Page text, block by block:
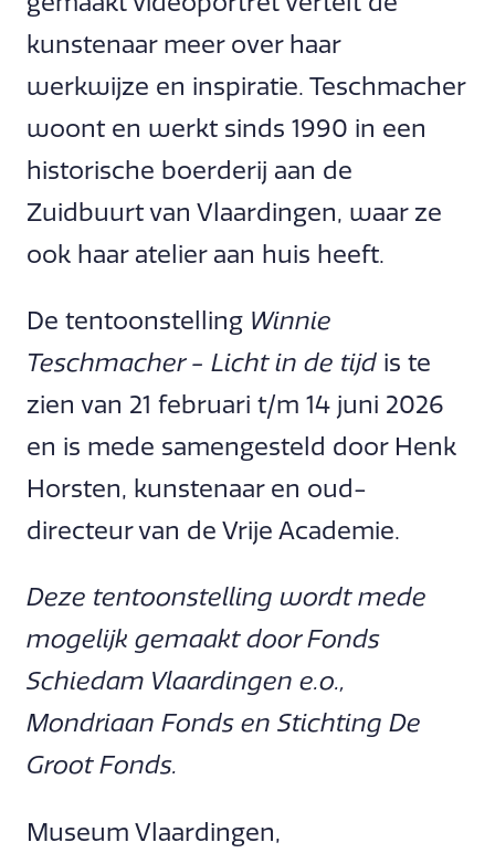
kunstenaar meer over haar
werkwijze en inspiratie. Teschmacher
woont en werkt sinds 1990 in een
historische boerderij aan de
Zuidbuurt van Vlaardingen, waar ze
ook haar atelier aan huis heeft.
De tentoonstelling Winnie
Teschmacher - Licht in de tijd is te
zien van 21 februari t/m 14 juni 2026
en is mede samengesteld door Henk
Horsten, kunstenaar en oud-
directeur van de Vrije Academie.
Deze tentoonstelling wordt mede
mogelijk gemaakt door Fonds
Schiedam Vlaardingen e.o.,
Mondriaan Fonds en Stichting De
Groot Fonds.
Museum Vlaardingen,